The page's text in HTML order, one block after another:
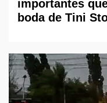
importantes
boda de Tini